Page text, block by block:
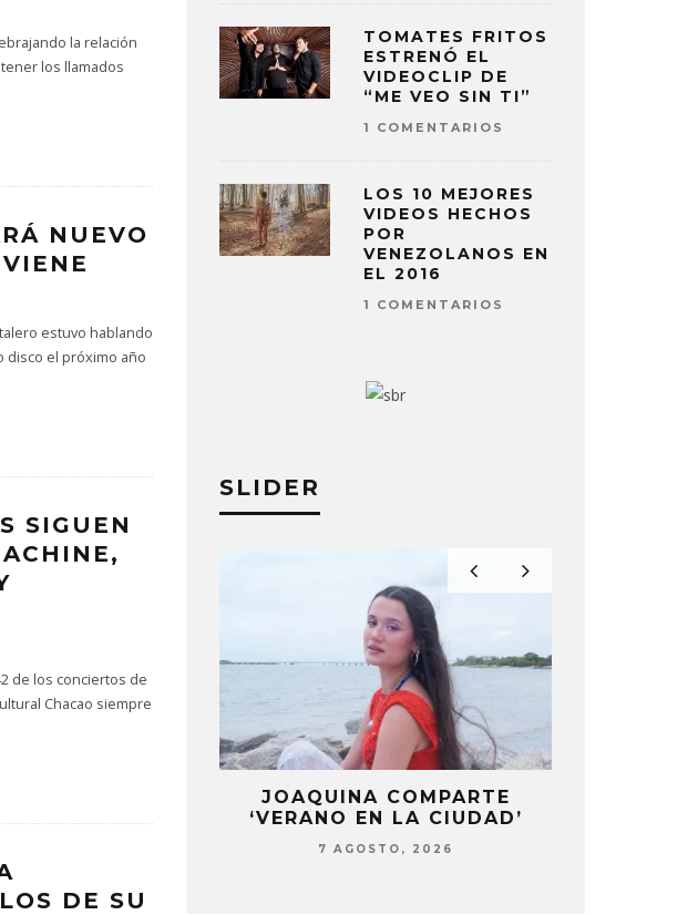
la relación
los llamados
NUEVO
estuvo hablando
disco el próximo año
SIGUEN
de los conciertos de
Chacao siempre
DE SU
TOMATES FRITOS
ESTRENÓ EL
VIDEOCLIP DE
“ME VEO SIN TI”
1 COMENTARIOS
LOS 10 MEJORES
VIDEOS HECHOS
POR
VENEZOLANOS EN
EL 2016
1 COMENTARIOS
SLIDER
‘APARICIONES’
JOAQUINA COMPARTE
‘VERANO EN LA CIUDAD’
7 AGOSTO, 2026